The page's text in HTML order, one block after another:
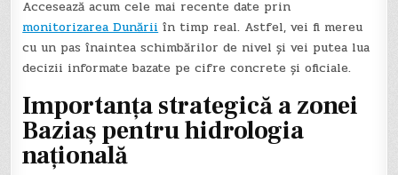
Accesează acum cele mai recente date prin
monitorizarea Dunării în timp real. Astfel, vei fi mereu
cu un pas înaintea schimbărilor de nivel și vei putea lua
decizii informate bazate pe cifre concrete și oficiale.
Importanța strategică a zonei
Baziaș pentru hidrologia
națională